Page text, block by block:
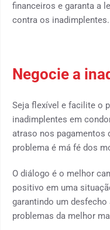
financeiros e garanta a
contra os inadimplentes.
Negocie a
Seja flexível e facilite o
inadimplentes em
atraso nos pagamentos
problema é má fé dos
O diálogo é o melhor
positivo em uma
garantindo um
problemas da melhor